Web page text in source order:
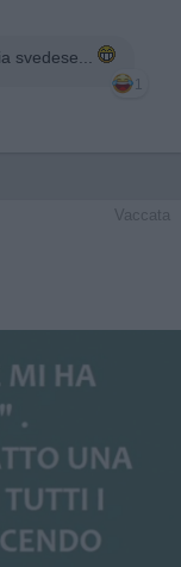
svedese...
1
Vaccata